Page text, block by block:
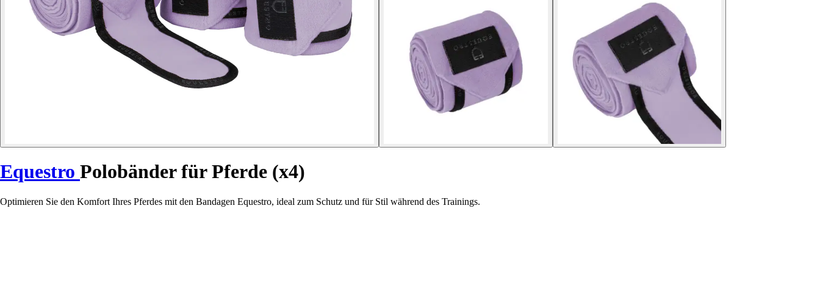
Equestro Polobänder für Pferde (x4)
Optimieren Sie den Komfort Ihres Pferdes mit den Bandagen Equestro, ideal zum Schutz und für Stil während des Trainings.